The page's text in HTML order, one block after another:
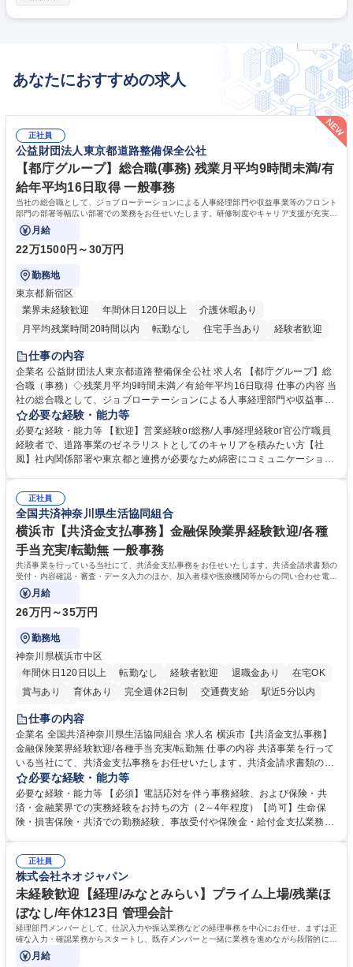
に、クレーンに乗って操作するのではなく、「遠隔で操作・自動化する」
ニーズが急増しています。 ※当社のクレーンは国内外で約5300台のクレ
ンシング・アルゴリズム技術を駆使し、日本経済の血流である搬送現場及
び製造現場を支える次世代インフラを構築していただきます。 募集職種
【愛媛/新居浜】制御・組込ソフト設計/開発 ※大型クレーン遠隔自動化シ
ステム
あなたにおすすめの求人
正社員
公益財団法人東京都道路整備保全公社
【都庁グループ】総合職(事務) 残業月平均9時間未満/有
給年平均16日取得 一般事務
当社の総合職として、ジョブローテーションによる人事経理部門や収益事業等のフロント
部門の部署等幅広い部署での業務をお任せいたします。研修制度やキャリア支援が充実し
ております！ ※下記業務詳細
月給
22万1500円～30万円
勤務地
東京都新宿区
業界未経験歓迎
年間休日120日以上
介護休暇あり
月平均残業時間20時間以内
転勤なし 住宅手当あり
経験者歓迎
研修あり
退職金あり
駅近5分以内
資格取得手当あり 食事補助あり
仕事の内容
企業名 公益財団法人東京都道路整備保全公社 求人名 【都庁グループ】総
合職（事務）◇残業月平均9時間未満／有給年平均16日取得 仕事の内容 当
社の総合職として、ジョブローテーションによる人事経理部門や収益事業
等のフロント部門の部署等幅広い部署での業務をお任せいたします。研修
制度やキャリア支援が充実しております！ ※下記業務詳細 【業務詳細】■
管理部門：広報、人事、経理など当公社の運営に係る管理業務 ■収益部
門：駐車場の新規開拓、管理運営、新宿駅西口広場の「イベントコーナ
道路施設や道路工事現場の見学ツアー事業 ※入社後は上記いずれかの部門
へ配属。※業務内容変更の範囲：会社の定める業務 募集職種 【都庁グル
ープ】総合職（事務）◇残業月平均9時間未満／有給年平均16日取得
必要な経験・能力等
必要な経験・能力等 【歓迎】営業経験or総務/人事/経理経験or官公庁職員
経験者で、道路事業のゼネラリストとしてのキャリアを積みたい方【社
風】社内関係部署や東京都と連携が必要なため綿密にコミュニケーション
部門など多岐に渡る業務を経験できます。 ■様々なプロジェクト：駐車場
事業の他、新宿駅西口広場内に設置された照明を兼ねた広告「ブライトサ
イン」の管理運営を行うなど、事業収益を生み出す活動を積極的に行って
います。 学歴・資格 学歴：大学院 大学 高専 短大 専修学校 高校 語学力：
資格：
正社員
全国共済神奈川県生活協同組合
横浜市【共済金支払事務】金融保険業界経験歓迎/各種
手当充実/転勤無 一般事務
共済事業を行っている当社にて、共済金支払事務をお任せいたします。共済金請求書類の
受付・内容確認・審査・データ入力のほか、加入者様や医療機関等からの問い合わせ電話
対応や書類発送等を担当します。
月給
26万円～35万円
勤務地
神奈川県横浜市中区
年間休日120日以上
転勤なし 経験者歓迎 退職金あり
在宅OK
賞与あり
育休あり 完全週休2日制 交通費支給
駅近5分以内
土日祝休み
仕事の内容
企業名 全国共済神奈川県生活協同組合 求人名 横浜市【共済金支払事務】
金融保険業界経験歓迎/各種手当充実/転勤無 仕事の内容 共済事業を行って
いる当社にて、共済金支払事務をお任せいたします。共済金請求書類の受
付・内容確認・審査・データ入力のほか、加入者様や医療機関等からの問
い合わせ電話対応や書類発送等を担当します。 ■共済金請求書類の受付、
内容確認、および共済金支払に関する審査・事務処理業務全般を担当 ■専
用システムへのデータ入力、各種必要書類の作成・発送作業 ■加入者様や
指定する業務 募集職種 横浜市【共済金支払事務】金融保険業界経験歓迎/
各種手当充実/転勤無
必要な経験・能力等
必要な経験・能力等 【必須】電話応対を伴う事務経験、および保険・共
済・金融業界での実務経験をお持ちの方（2～4年程度）【尚可】生命保
険・損害保険・共済での勤務経験、事故受付や保険金・給付金支払業務経
務へのキャリアチェンジ希望者も大歓迎です！ 学歴・資格 学歴：大学院
大学 高専 短大 専修学校 高校 語学力： 資格：
正社員
株式会社ネオジャパン
未経験歓迎【経理/みなとみらい】プライム上場/残業ほ
ぼなし/年休123日 管理会計
経理部門メンバーとして、仕訳入力や振込業務などの経理事務を中心にお任せ。まずは正
確な入力・確認業務からスタートし、既存メンバーと一緒に業務を進めながら段階的に経
理知識を身につけていただきます。
月給